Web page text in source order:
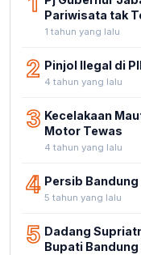
Pariwisata tak
1 tahun yang lalu
2 Pinjol Ilegal di
4 tahun yang lalu
3 Kecelakaan
Motor Tewas
4 tahun yang lalu
4 Persib Bandung
5 tahun yang lalu
5 Dadang
Bupati Bandung